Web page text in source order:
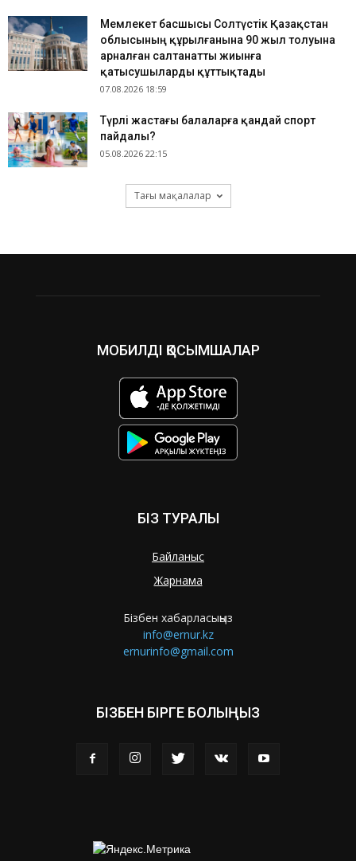
Мемлекет басшысы Солтүстік Қазақстан
облысының құрылғанына 90 жыл толуына
арналған салтанатты жиынға
қатысушыларды құттықтады
07.08.2026 18:59
​Түрлі жастағы балаларға қандай спорт
пайдалы?
05.08.2026 22:15
Тағы мақалалар
МОБИЛДІ ҚОСЫМШАЛАР
БІЗ ТУРАЛЫ
Байланыс
Жарнама
Бізбен хабарласыңыз
info@ernur.kz
ernurinfo@gmail.com
БІЗБЕН БІРГЕ БОЛЫҢЫЗ